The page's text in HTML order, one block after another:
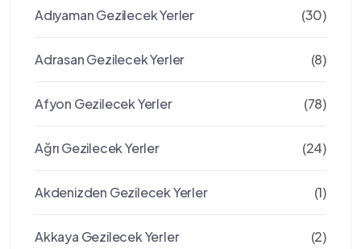
Adıyaman Gezilecek Yerler (30)
Adrasan Gezilecek Yerler (8)
Afyon Gezilecek Yerler (78)
Ağrı Gezilecek Yerler (24)
Akdenizden Gezilecek Yerler (1)
Akkaya Gezilecek Yerler (2)